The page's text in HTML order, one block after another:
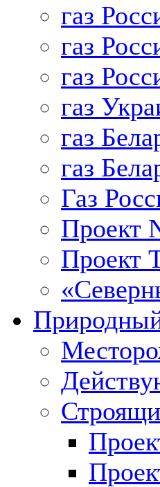
газ
газ
газ
газ
газ
газ
Газ
Проект
Проект